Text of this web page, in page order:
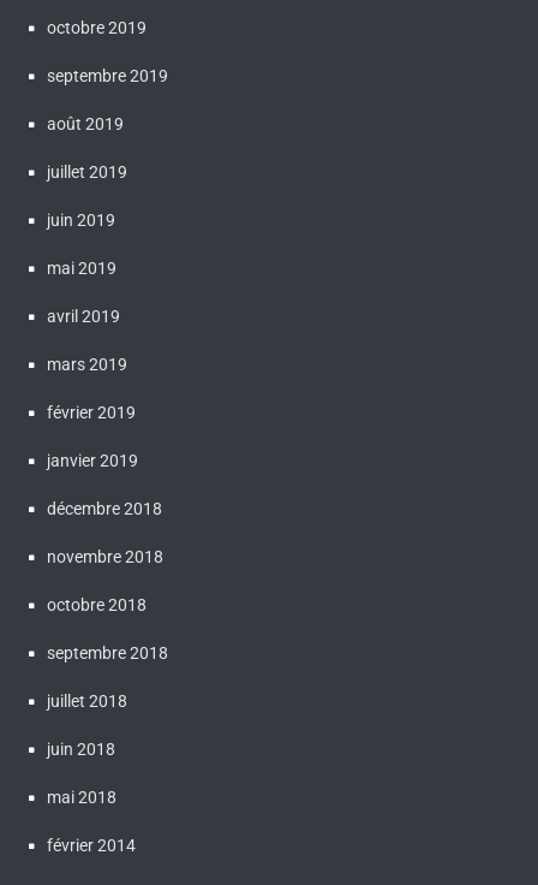
octobre 2019
septembre 2019
août 2019
juillet 2019
juin 2019
mai 2019
avril 2019
mars 2019
février 2019
janvier 2019
décembre 2018
novembre 2018
octobre 2018
septembre 2018
juillet 2018
juin 2018
mai 2018
février 2014